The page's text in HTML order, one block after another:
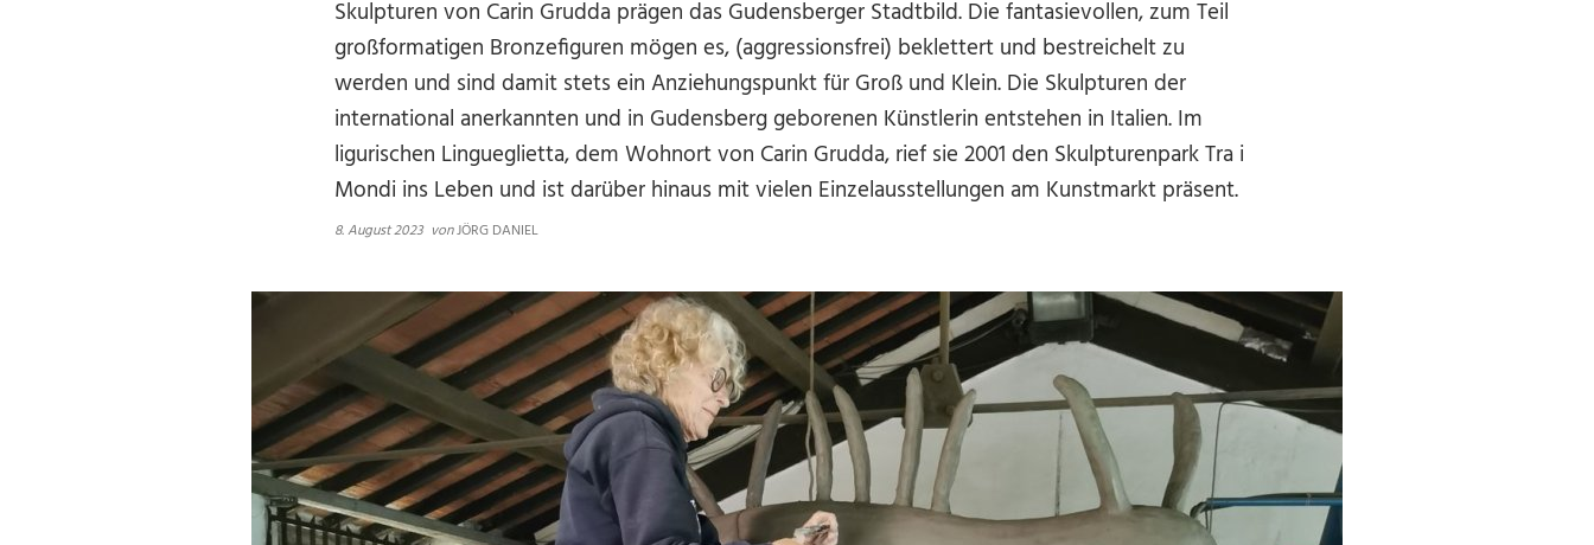
Skulpturen von Carin Grudda prägen das Gudensberger Stadtbild. Die fantasievollen, zum Teil
großformatigen Bronzefiguren mögen es, (aggressionsfrei) beklettert und bestreichelt zu
werden und sind damit stets ein Anziehungspunkt für Groß und Klein. Die Skulpturen der
international anerkannten und in Gudensberg geborenen Künstlerin entstehen in Italien. Im
ligurischen Lingueglietta, dem Wohnort von Carin Grudda, rief sie 2001 den Skulpturenpark Tra i
Mondi ins Leben und ist darüber hinaus mit vielen Einzelausstellungen am Kunstmarkt präsent.
8. August 2023 vonJÖRG DANIEL